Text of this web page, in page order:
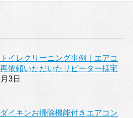
イレクリーニング事例｜エアコ
依頼いただいたリピーター様宅
3日
イキンお掃除機能付きエアコン